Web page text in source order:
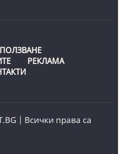
РЕКЛАМА
| Всички права са